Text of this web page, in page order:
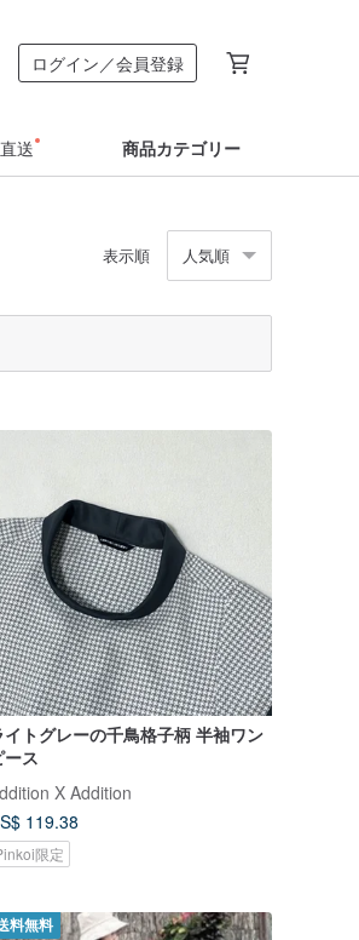
ログイン／会員登録
送 商品カテゴリー
表示順 人気順
イトグレーの千鳥格子柄 半袖ワン
ース
X Addition
119.38
限定
料無料